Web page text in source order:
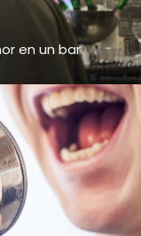
en un bar